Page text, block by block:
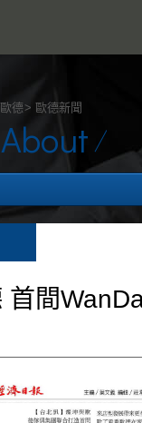
德 歐德新聞
About
首間